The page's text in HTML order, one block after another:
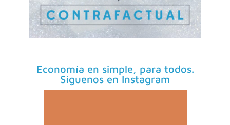
Economía en simple, para todos.
Síguenos en Instagram